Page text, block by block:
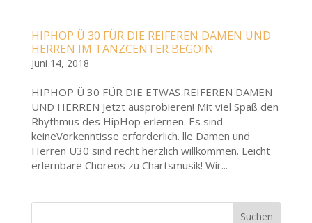
HIPHOP Ü 30 FÜR DIE REIFEREN DAMEN UND
HERREN IM TANZCENTER BEGOIN
Juni 14, 2018
HIPHOP Ü 30 FÜR DIE ETWAS REIFEREN DAMEN
UND HERREN Jetzt ausprobieren! Mit viel Spaß den
Rhythmus des HipHop erlernen. Es sind
keineVorkenntisse erforderlich. lle Damen und
Herren Ü30 sind recht herzlich willkommen. Leicht
erlernbare Choreos zu Chartsmusik! Wir...